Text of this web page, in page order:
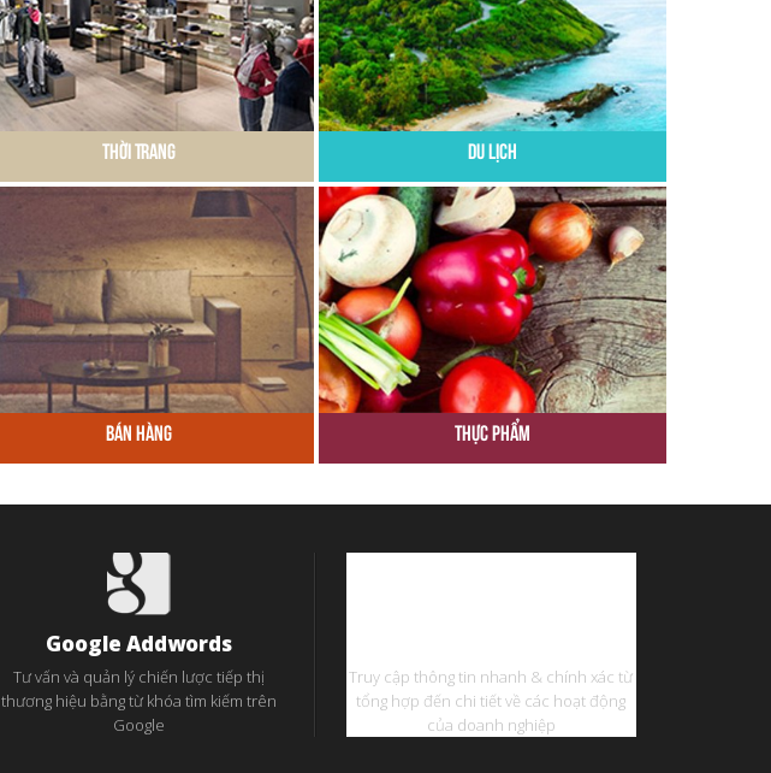
Thời Trang Du Lịch
Bán Hàng Thực Phẩm
Google Addwords
Tư vấn và quản lý chiến lược tiếp thị
thương hiệu bằng từ khóa tìm kiếm trên
Google
Truy cập thông tin nhanh & chính xác từ
tổng hợp đến chi tiết về các hoạt động
của doanh nghiệp